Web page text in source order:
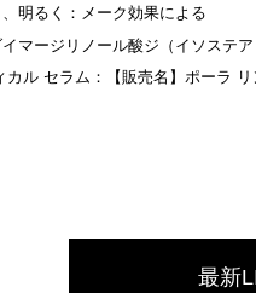
明るく：メーク効果による
マージリノール酸ジ（イソステ
カル セラム：【販売名】ポーラ
最新